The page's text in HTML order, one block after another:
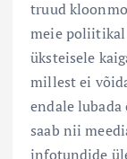
truud
meie poliitikal
üksteisele
millest ei
endale
saab nii
infotundide